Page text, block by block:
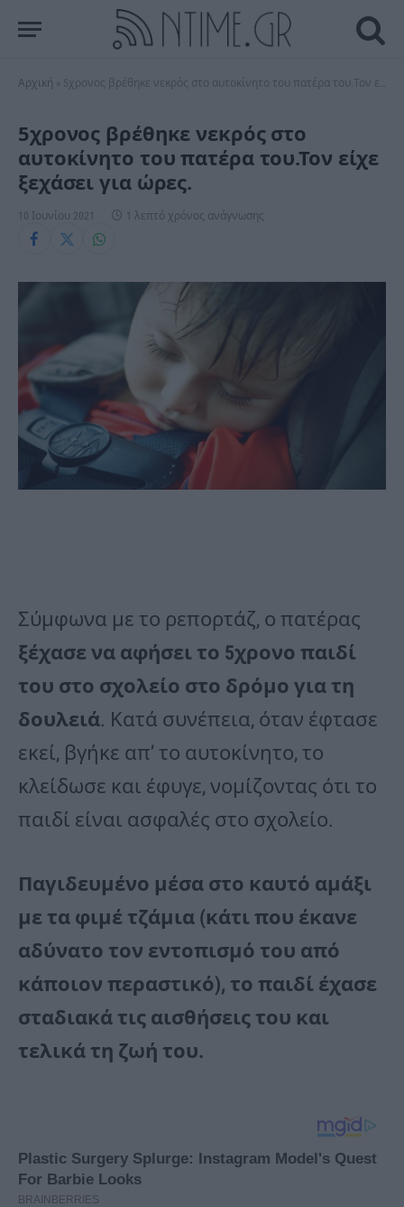
Αρχική 5χρονος βρέθηκε νεκρός στο αυτοκίνητο του πατέρα του.Τον είχε ξεχάσει για ώρες.
5χρονος βρέθηκε νεκρός στο
αυτοκίνητο του πατέρα του.Τον είχε
ξεχάσει για ώρες.
10 Ιουνίου 2021 1 λεπτό χρόνος ανάγνωσης
Σύμφωνα με το ρεπορτάζ, ο πατέρας
ξέχασε να αφήσει το 5χρονο παιδί
του στο σχολείο στο δρόμο για τη
δουλειά. Κατά συνέπεια, όταν έφτασε
εκεί, βγήκε απ’ το αυτοκίνητο, το
κλείδωσε και έφυγε, νομίζοντας ότι το
παιδί είναι ασφαλές στο σχολείο.
Παγιδευμένο μέσα στο καυτό αμάξι
με τα φιμέ τζάμια (κάτι που έκανε
αδύνατο τον εντοπισμό του από
κάποιον περαστικό), το παιδί έχασε
σταδιακά τις αισθήσεις του και
τελικά τη ζωή του.